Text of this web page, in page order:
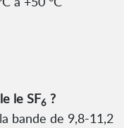
le SF6 ?
bande de 9,8-11,2